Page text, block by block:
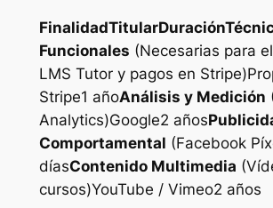
FinalidadTitularDuración
Funcionales (Necesarias para
LMS Tutor y pagos en
Stripe1 añoAnálisis y Medición
Analytics)Google2 años
Comportamental (Facebook
díasContenido Multimedia
cursos)YouTube / Vimeo2 años